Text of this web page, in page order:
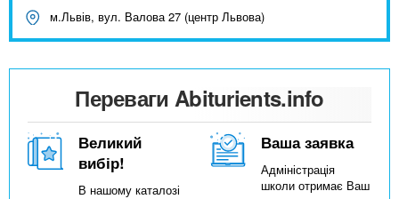
м.Львів, вул. Валова 27 (центр Львова)
Переваги Abiturients.info
Великий
вибір!
В нашому каталозі
Ваша заявка
Адміністрація
школи отримає Ваш